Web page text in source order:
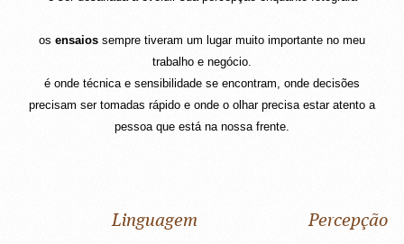
os ensaios sempre tiveram um lugar muito importante no meu
trabalho e negócio.
é onde técnica e sensibilidade se encontram, onde decisões
precisam ser tomadas rápido e onde o olhar precisa estar atento a
pessoa que está na nossa frente.
Linguagem Percepção